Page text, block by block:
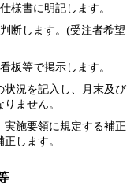
様書に明記します。
断します。(受注者希望
板等で掲示します。
況を記入し、月末及び
ません。
施要領に規定する補正
します。